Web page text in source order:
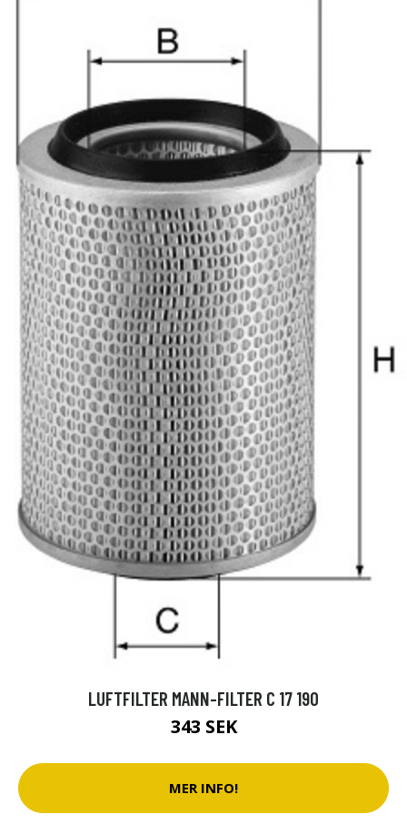
LUFTFILTER MANN-FILTER C 17 190
343 SEK
MER INFO!